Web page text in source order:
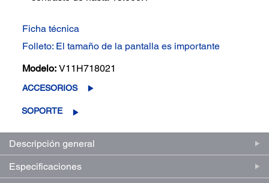
Ficha técnica
Folleto: El tamaño de la pantalla es importante
Modelo: V11H718021
ACCESORIOS
SOPORTE
Descripción general
Especificaciones